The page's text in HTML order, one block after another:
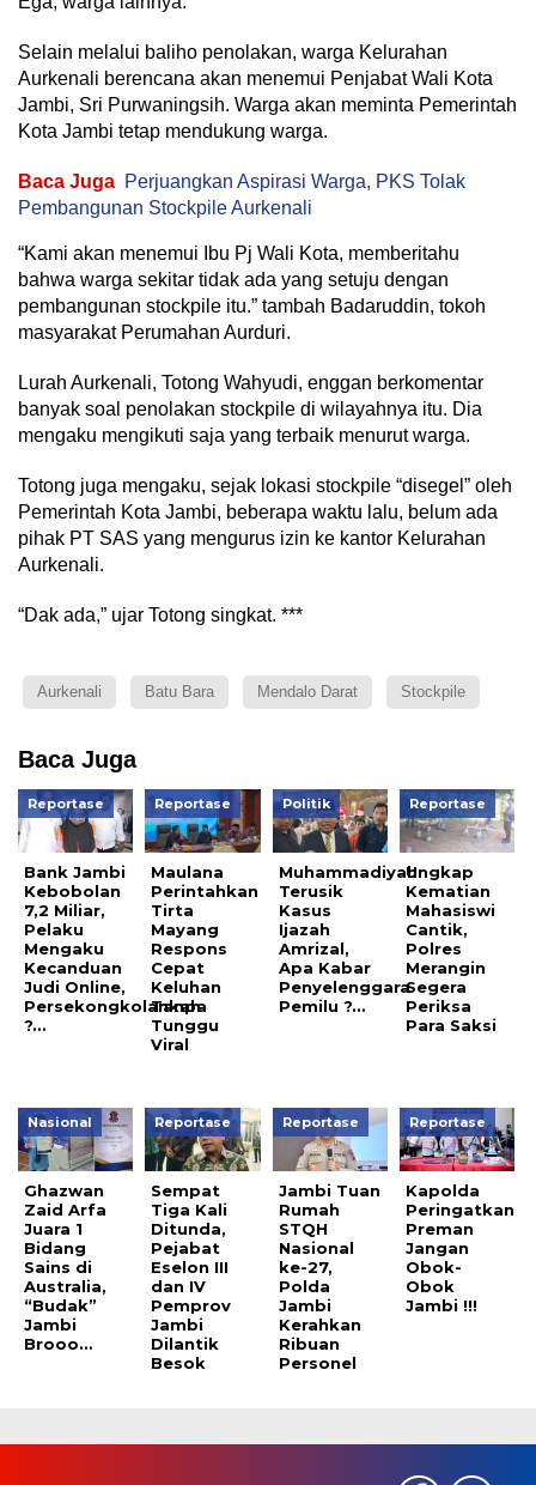
Selain melalui baliho penolakan, warga Kelurahan
Aurkenali berencana akan menemui Penjabat Wali Kota
Jambi, Sri Purwaningsih. Warga akan meminta Pemerintah
Kota Jambi tetap mendukung warga.
Baca Juga Perjuangkan Aspirasi Warga, PKS Tolak
Pembangunan Stockpile Aurkenali
“Kami akan menemui Ibu Pj Wali Kota, memberitahu
bahwa warga sekitar tidak ada yang setuju dengan
pembangunan stockpile itu.” tambah Badaruddin, tokoh
masyarakat Perumahan Aurduri.
Lurah Aurkenali, Totong Wahyudi, enggan berkomentar
banyak soal penolakan stockpile di wilayahnya itu. Dia
mengaku mengikuti saja yang terbaik menurut warga.
Totong juga mengaku, sejak lokasi stockpile “disegel” oleh
Pemerintah Kota Jambi, beberapa waktu lalu, belum ada
pihak PT SAS yang mengurus izin ke kantor Kelurahan
Aurkenali.
“Dak ada,” ujar Totong singkat. ***
Aurkenali Batu Bara Mendalo Darat Stockpile
Baca Juga
Reportase
Bank Jambi
Kebobolan
7,2 Miliar,
Pelaku
Mengaku
Kecanduan
Judi Online,
Persekongkolankah
?…
Reportase
Maulana
Perintahkan
Tirta
Mayang
Respons
Cepat
Keluhan
Tanpa
Tunggu
Viral
Politik
Muhammadiyah
Terusik
Kasus
Ijazah
Amrizal,
Apa Kabar
Penyelenggara
Pemilu ?…
Reportase
Ungkap
Kematian
Mahasiswi
Cantik,
Polres
Merangin
Segera
Periksa
Para Saksi
Nasional
Ghazwan
Zaid Arfa
Juara 1
Bidang
Sains di
Australia,
“Budak”
Jambi
Brooo…
Reportase
Sempat
Tiga Kali
Ditunda,
Pejabat
Eselon III
dan IV
Pemprov
Jambi
Dilantik
Besok
Reportase
Jambi Tuan
Rumah
STQH
Nasional
ke-27,
Polda
Jambi
Kerahkan
Ribuan
Personel
Reportase
Kapolda
Peringatkan
Preman
Jangan
Obok-
Obok
Jambi !!!